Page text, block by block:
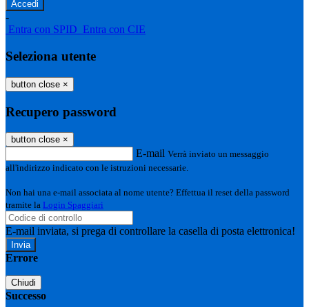
-
Entra con SPID Entra con CIE
Seleziona utente
button close ×
Recupero password
button close ×
E-mail Verrà inviato un messaggio
all'indirizzo indicato con le istruzioni necessarie.
Non hai una e-mail associata al nome utente? Effettua il reset della password
tramite la Login Spaggiari
E-mail inviata, si prega di controllare la casella di posta elettronica!
Errore
Chiudi
Successo